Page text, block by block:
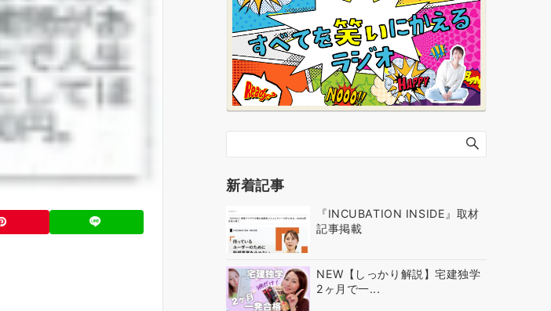
新着記事
『INCUBATION INSIDE』取材
記事掲載
NEW【しっかり解説】宅建独学
2ヶ月で一...